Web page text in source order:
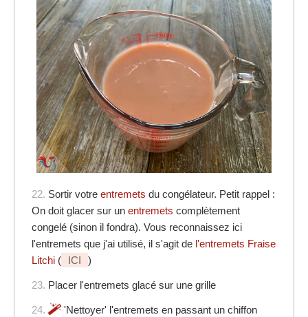
22. Sortir votre entremets du congélateur. Petit rappel :
On doit glacer sur un entremets complètement
congelé (sinon il fondra). Vous reconnaissez ici
l'entremets que j'ai utilisé, il s'agit de l'entremets Fraise
Litchi ( ICI )
23. Placer l'entremets glacé sur une grille
24.
'Nettoyer' l'entremets en passant un chiffon